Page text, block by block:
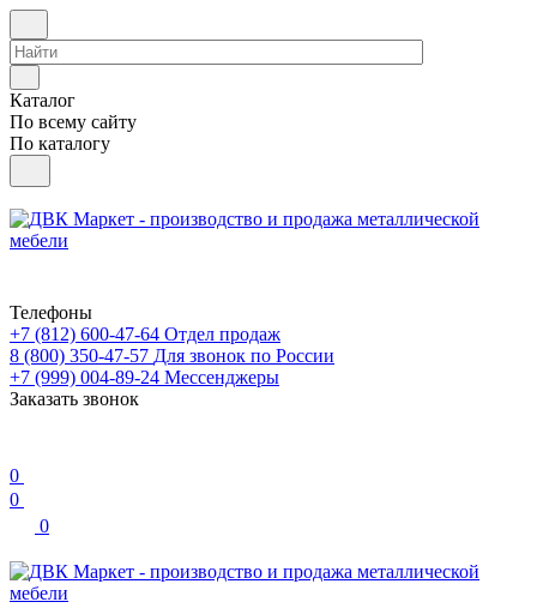
Каталог
По всему сайту
По каталогу
Телефоны
+7 (812) 600-47-64 Отдел продаж
8 (800) 350-47-57 Для звонок по России
+7 (999) 004-89-24 Мессенджеры
Заказать звонок
0
0
0